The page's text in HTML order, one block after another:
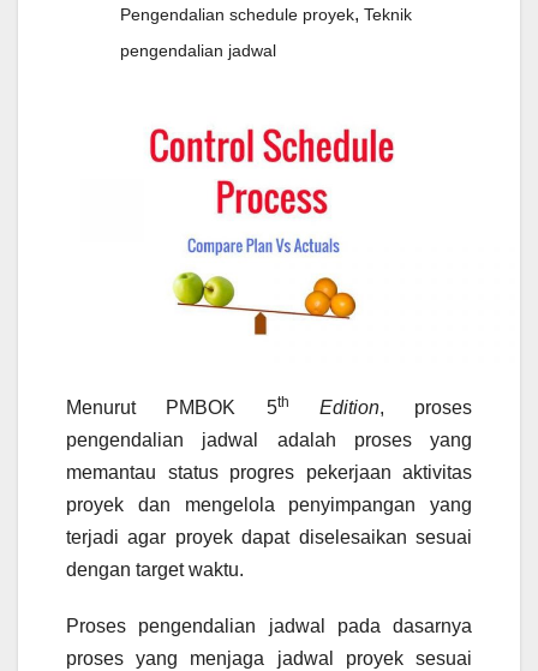
Pengendalian schedule proyek, Teknik
pengendalian jadwal
Menurut PMBOK 5th Edition, proses
pengendalian jadwal adalah proses yang
memantau status progres pekerjaan aktivitas
proyek dan mengelola penyimpangan yang
terjadi agar proyek dapat diselesaikan sesuai
dengan target waktu.
Proses pengendalian jadwal pada dasarnya
proses yang menjaga jadwal proyek sesuai